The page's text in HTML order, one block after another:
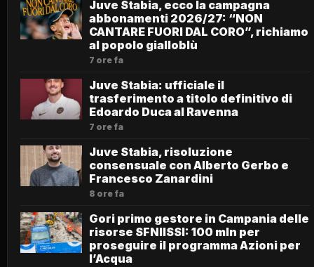
Juve Stabia, ecco la campagna
abbonamenti 2026/27: “NON
CANTARE FUORI DAL CORO”, richiamo
al popolo gialloblù
7 ore fa
Juve Stabia: ufficiale il
trasferimento a titolo definitivo di
Edoardo Duca al Ravenna
7 ore fa
Juve Stabia, risoluzione
consensuale con Alberto Gerbo e
Francesco Zanardini
8 ore fa
Gori primo gestore in Campania delle
risorse SFNIISSI: 100 mln per
proseguire il programma Azioni per
l’Acqua